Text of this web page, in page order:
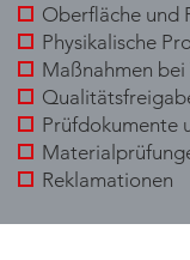
Oberfläche und
Physikalische
Maßnahmen
Prüfdokumente
Reklamationen